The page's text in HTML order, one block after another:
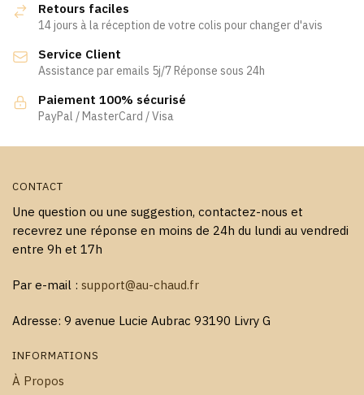
peuvent
choisies
sur
la
page
peuvent
être
Retours faciles
14 jours à la réception de votre colis pour changer d'avis
Service Client
Assistance par emails 5j/7 Réponse sous 24h
Paiement 100% sécurisé
PayPal / MasterCard / Visa
CONTACT
Une question ou une suggestion, contactez-nous et
recevrez une réponse en moins de 24h du lundi au vendredi
entre 9h et 17h
Par e-mail : support@au-chaud.fr
Adresse: 9 avenue Lucie Aubrac 93190 Livry G
INFORMATIONS
À Propos